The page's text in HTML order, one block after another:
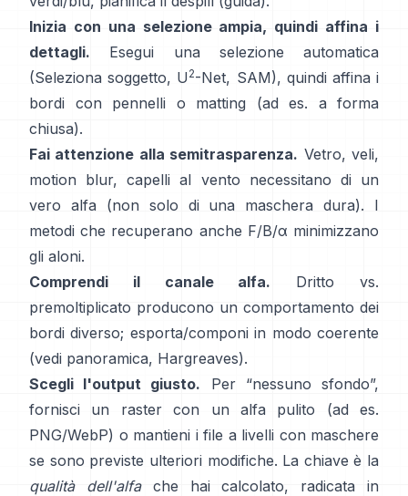
Inizia con una selezione ampia, quindi affina i
dettagli. Esegui una selezione automatica
(Seleziona soggetto, U 2-Net, SAM), quindi affina i
bordi con pennelli o matting (ad es.
a forma
chiusa).
Fai attenzione alla semitrasparenza. Vetro, veli,
motion blur, capelli al vento necessitano di un
vero alfa (non solo di una maschera dura). I
metodi che recuperano anche F/B/α minimizzano
gli aloni.
Comprendi il canale alfa.
Dritto vs.
premoltiplicato producono un comportamento dei
bordi diverso; esporta/componi in modo coerente
(vedi panoramica, Hargreaves).
Scegli l'output giusto. Per “nessuno sfondo”,
fornisci un raster con un alfa pulito (ad es.
PNG/WebP) o mantieni i file a livelli con maschere
se sono previste ulteriori modifiche. La chiave è la
qualità dell'alfache hai calcolato, radicata in